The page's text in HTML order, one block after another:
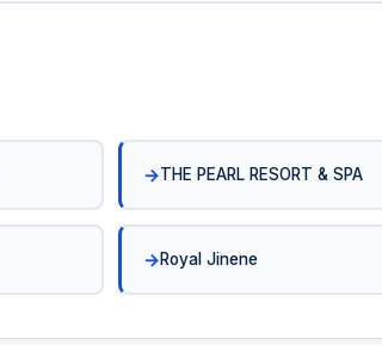
THE PEARL RESORT & SPA
Royal Jinene